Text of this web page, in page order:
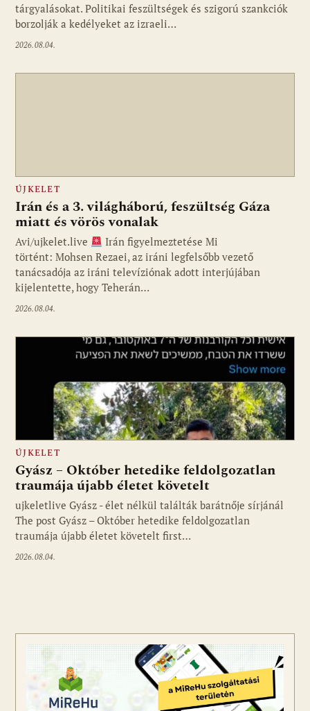
tárgyalásokat. Politikai feszültségek és szigorú szankciók
borzolják a kedélyeket az izraeli…
2026.08.04.
ÚJKELET
Irán és a 3. világháború, feszültség Gáza
miatt és vörös vonalak
Avi/ujkelet.live
Irán figyelmeztetése Mi
történt: Mohsen Rezaei, az iráni legfelsőbb vezető
tanácsadója az iráni televíziónak adott interjújában
kijelentette, hogy Teherán…
2026.08.04.
Fotó: ujkelet.live
ÚJKELET
Gyász – Október hetedike feldolgozatlan
traumája újabb életet követelt
ujkeletlive Gyász - élet nélkül találták barátnője sírjánál
The post Gyász – Október hetedike feldolgozatlan
traumája újabb életet követelt first…
2026.08.04.